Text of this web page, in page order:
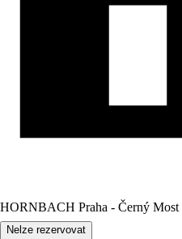
HORNBACH Praha - Černý Most
Nelze rezervovat